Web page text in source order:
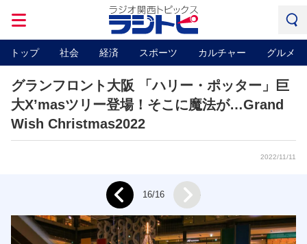
トップ 社会 経済 スポーツ カルチャー グルメ
グランフロント大阪 「ハリー・ポッター」巨
大X’masツリー登場！そこに魔法が…Grand
Wish Christmas2022
2022/11/11
Prev 16/16